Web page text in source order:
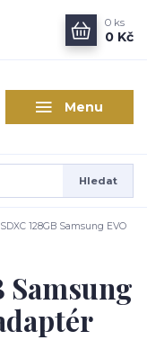
Menu
Hledat
0 ks
0 Kč
128GB Samsung EVO
Samsung